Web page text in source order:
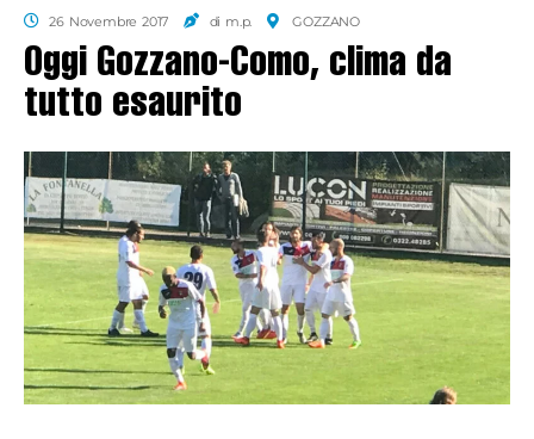
26 Novembre 2017 di m.p. GOZZANO
Oggi Gozzano-Como, clima da
tutto esaurito